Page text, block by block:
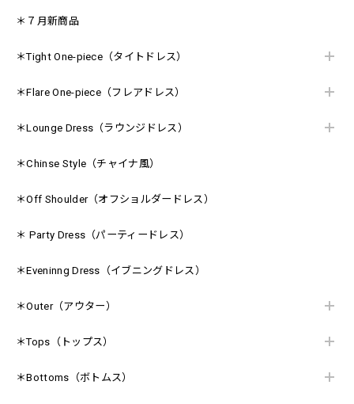
＊７月新商品
＊Tight One-piece（タイトドレス）
＊Flare One-piece（フレアドレス）
＊Lounge Dress（ラウンジドレス）
＊Chinse Style（チャイナ風）
＊Off Shoulder（オフショルダードレス）
＊ Party Dress（パーティードレス）
＊Eveninng Dress（イブニングドレス）
＊Outer（アウター）
＊Tops（トップス）
＊Bottoms（ボトムス）